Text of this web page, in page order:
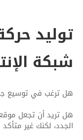
توليد
شبكة
هل ترغب في توسيع
هل تريد أن تجعل
الجدد، لكنك غير